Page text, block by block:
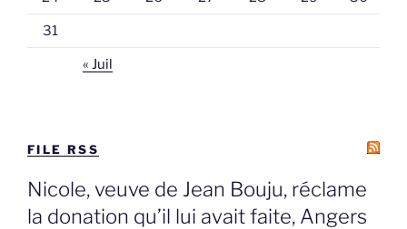
31
« Juil
FILE RSS
Nicole, veuve de Jean Bouju, réclame
la donation qu’il lui avait faite, Angers